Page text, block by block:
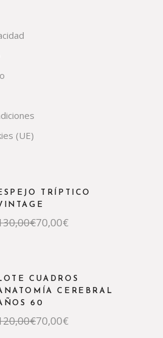
(UE)
TRÍPTICO
€
precio
70,00€
precio
CUADROS
CEREBRAL
60
€
precio
70,00€
precio